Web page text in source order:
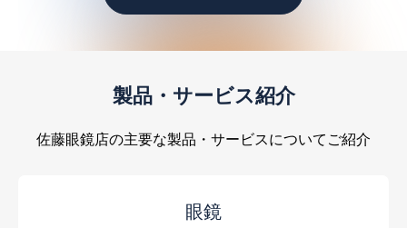
製品・サービス紹介
佐藤眼鏡店の主要な製品・サービスについてご紹介
眼鏡